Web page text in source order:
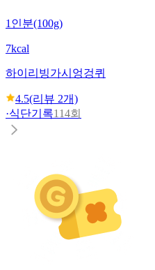
1인분(100g)
7kcal
하이리빙가시엉겅퀴
4.5(리뷰 2개)
·식단기록114회